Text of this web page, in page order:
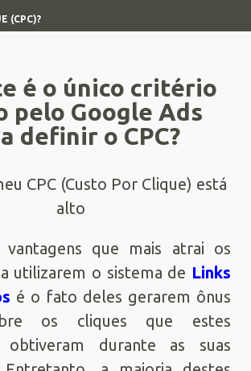
(CPC)?
é o único critério
pelo Google Ads
definir o CPC?
que mais atrai os
utilizarem o sistema de Links
é o fato deles gerarem ônus
os cliques que estes
obtiveram durante as suas